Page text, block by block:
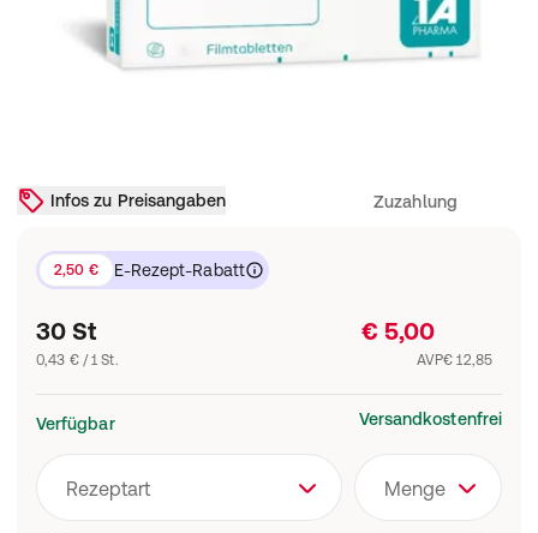
Infos zu Preisangaben Zuzahlung
2,50 € E-Rezept-Rabatt
30 St
0,43 € / 1 St.
€ 5,00
AVP€ 12,85
Verfügbar Versandkostenfrei
Rezeptart Menge